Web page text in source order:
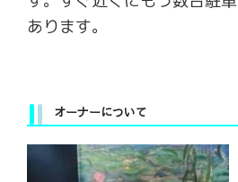
あります。
オーナーについて